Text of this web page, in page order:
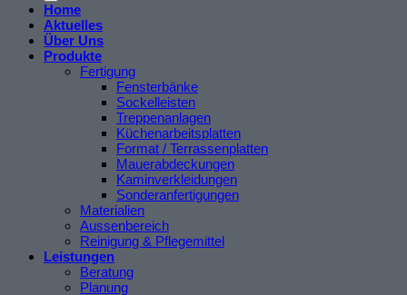
Home
Aktuelles
Über Uns
Produkte
Fertigung
Fensterbänke
Sockelleisten
Treppenanlagen
Küchenarbeitsplatten
Format / Terrassenplatten
Mauerabdeckungen
Kaminverkleidungen
Sonderanfertigungen
Materialien
Aussenbereich
Reinigung & Pflegemittel
Leistungen
Beratung
Planung